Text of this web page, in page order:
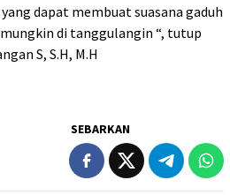
dapat membuat suasana gaduh
di tanggulangin “, tutup
S, S.H, M.H
SEBARKAN